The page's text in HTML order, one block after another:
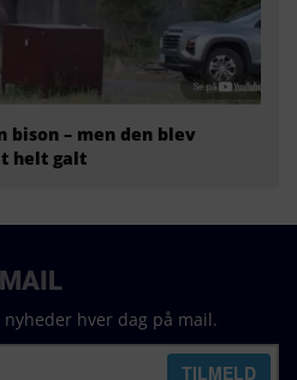
– men den blev
helt galt
hver dag på mail.